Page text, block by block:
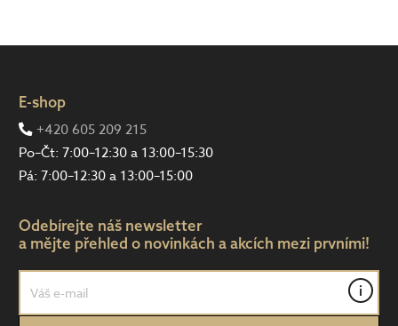
E-shop
+420 605 209 215
Po–Čt: 7:00–12:30 a 13:00–15:30
Pá: 7:00–12:30 a 13:00–15:00
Odebírejte náš newsletter
a mějte přehled o novinkách a akcích mezi prvními!
i